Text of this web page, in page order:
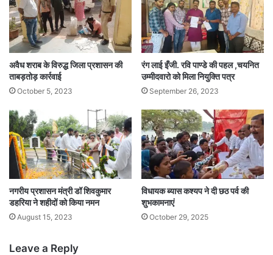
अवैध शराब के विरुद्ध जिला प्रशासन की
ताबड़तोड़ कार्रवाई
October 5, 2023
रंग लाई इँजी. रवि पाण्डे की पहल ,चयनित
उम्मीदवारो को मिला नियुक्ति पत्र
September 26, 2023
नगरीय प्रशासन मंत्री डॉ शिवकुमार
डहरिया ने शहीदों को किया नमन
August 15, 2023
विधायक ब्यास कश्यप ने दी छठ पर्व की
शुभकामनाएं
October 29, 2025
Leave a Reply